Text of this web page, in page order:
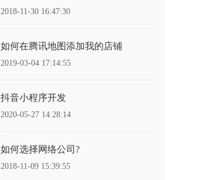
2018-11-30 16:47:30
如何在腾讯地图添加我的店铺
2019-03-04 17:14:55
抖音小程序开发
2020-05-27 14:28:14
如何选择网络公司?
2018-11-09 15:39:55